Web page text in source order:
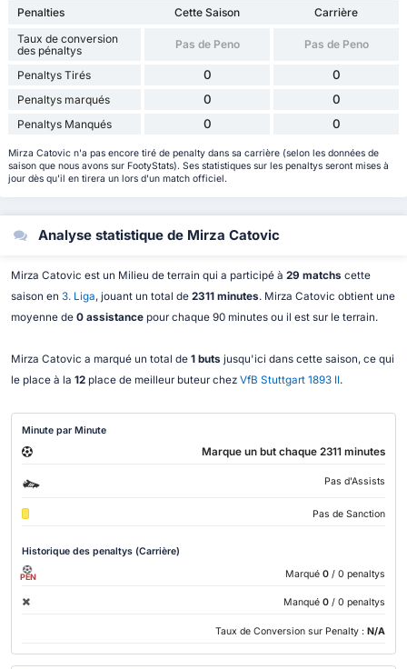
Penalties Cette Saison
Carrière
Taux de conversion
des pénaltys
Pas de Peno Pas de Peno
Penaltys Tirés 0 0
Penaltys marqués 0 0
Penaltys Manqués 0 0
Mirza Catovic n'a pas encore tiré de penalty dans sa carrière (selon les données de
saison que nous avons sur FootyStats). Ses statistiques sur les penaltys seront mises à
jour dès qu'il en tirera un lors d'un match officiel.
Analyse statistique de Mirza Catovic
Mirza Catovic est un Milieu de terrain qui a participé à 29 matchs cette
saison en 3. Liga, jouant un total de 2311 minutes. Mirza Catovic obtient une
moyenne de 0 assistancepour chaque 90 minutes ou il est sur le terrain.
Mirza Catovic a marqué un total de 1 buts jusqu'ici dans cette saison, ce qui
le place à la 12place de meilleur buteur chez VfB Stuttgart 1893 II.
Minute par Minute
Marque un but chaque 2311 minutes
Pas d'Assists
Pas de Sanction
Historique des penaltys (Carrière)
PEN Marqué 0 / 0 penaltys
Manqué 0 / 0 penaltys
Taux de Conversion sur Penalty : N/A